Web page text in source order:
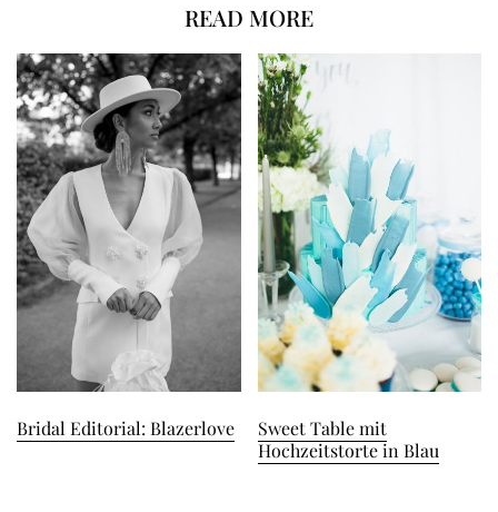
READ MORE
Bridal Editorial: Blazerlove
Sweet Table mit
Hochzeitstorte in Blau